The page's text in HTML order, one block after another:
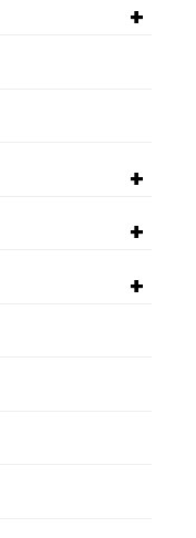
+
+
+
+